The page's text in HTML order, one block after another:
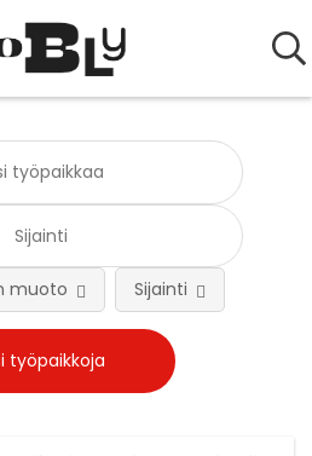
muoto Sijainti